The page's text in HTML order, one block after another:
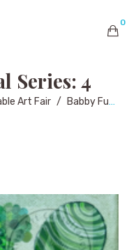
0
Series: 4
Art Fair / Babby Fung